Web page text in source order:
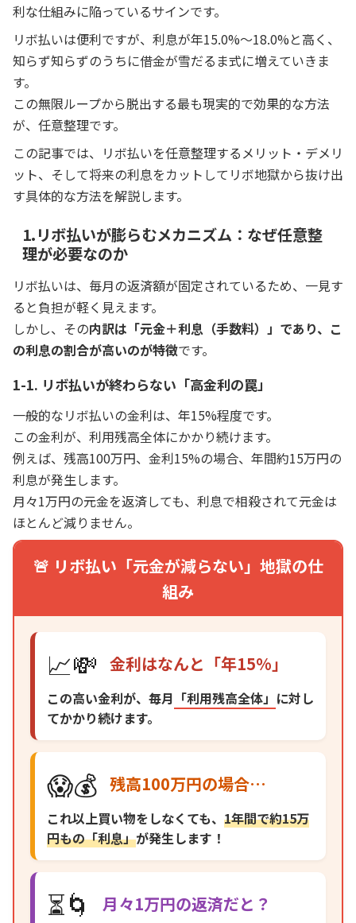
利な仕組みに陥っているサインです。
リボ払いは便利ですが、利息が年15.0%〜18.0%と高く、
知らず知らずのうちに借金が雪だるま式に増えていきま
す。
この無限ループから脱出する最も現実的で効果的な方法
が、任意整理です。
この記事では、リボ払いを任意整理するメリット・デメリ
ット、そして将来の利息をカットしてリボ地獄から抜け出
す具体的な方法を解説します。
1.リボ払いが膨らむメカニズム：なぜ任意整
理が必要なのか
リボ払いは、毎月の返済額が固定されているため、一見す
ると負担が軽く見えます。
しかし、その内訳は「元金＋利息（手数料）」であり、こ
の利息の割合が高いのが特徴です。
1-1. リボ払いが終わらない「高金利の罠」
一般的なリボ払いの金利は、年15%程度です。
この金利が、利用残高全体にかかり続けます。
例えば、残高100万円、金利15%の場合、年間約15万円の
利息が発生します。
月々1万円の元金を返済しても、利息で相殺されて元金は
ほとんど減りません。
🚨 リボ払い「元金が減らない」地獄の仕
組み
📈💸 金利はなんと「年15%」
この高い金利が、毎月 「利用残高全体」 に対し
てかかり続けます。
😱💰 残高100万円の場合…
これ以上買い物をしなくても、 1年間で約15万
円もの「利息」が発生します！
⏳🌀 月々1万円の返済だと？